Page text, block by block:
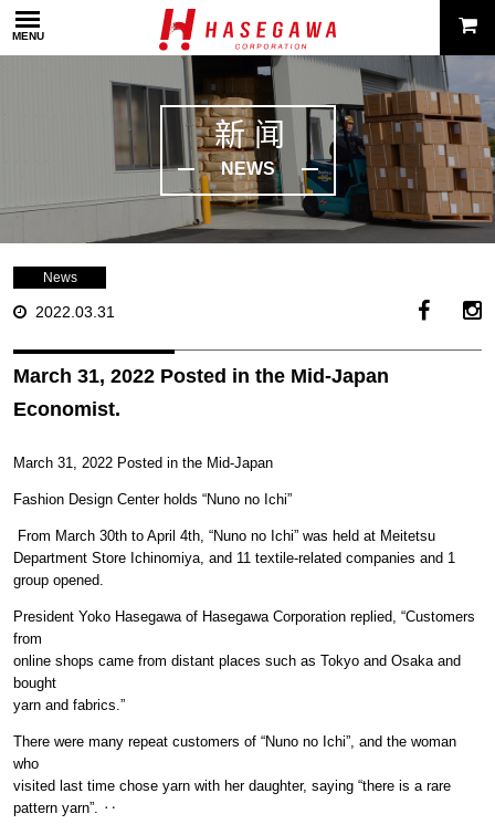
MENU
新闻
NEWS
News
2022.03.31
March 31, 2022 Posted in the Mid-Japan
Economist.
March 31, 2022 Posted in the Mid-Japan
Fashion Design Center holds “Nuno no Ichi”
From March 30th to April 4th, “Nuno no Ichi” was held at Meitetsu
Department Store Ichinomiya, and 11 textile-related companies and 1
group opened.
President Yoko Hasegawa of Hasegawa Corporation replied, “Customers
from
online shops came from distant places such as Tokyo and Osaka and
bought
yarn and fabrics.”
There were many repeat customers of “Nuno no Ichi”, and the woman
who
visited last time chose yarn with her daughter, saying “there is a rare
pattern yarn”. ‥